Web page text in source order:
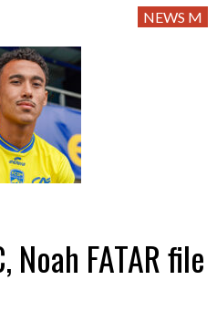
NEWS M
Noah FATAR file